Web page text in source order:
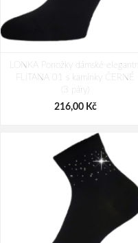
LONKA Ponožky dámské elegantní
FLITANA 01 s kamínky ČERNÉ
(3 páry)
216,00 Kč